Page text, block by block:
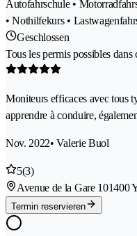
Autofahrschule •
• Nothilfekurs •
Geschlossen
Tous les permis possibles dans
Moniteurs efficaces avec tous
apprendre à conduire,
Nov. 2022• Valerie Buol
5(3)
Avenue de la Gare 101400
Termin reservieren